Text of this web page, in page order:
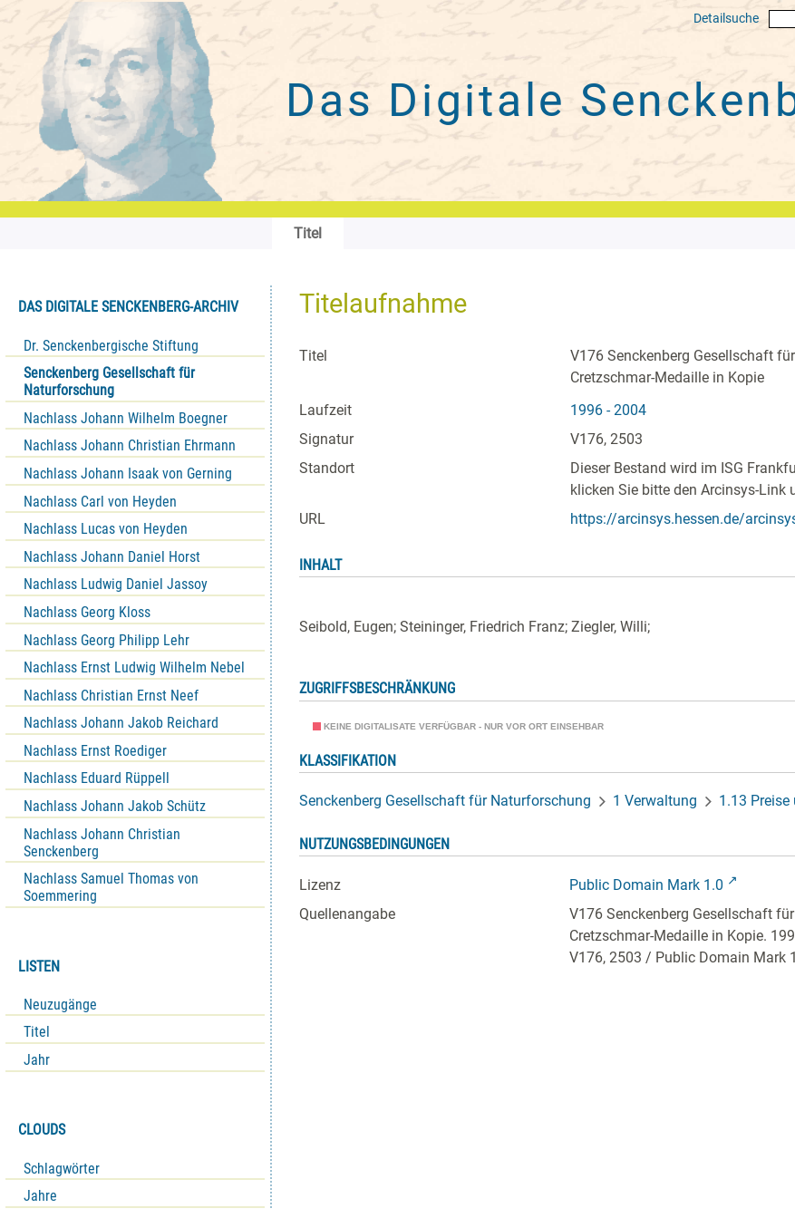
Detailsuche
Das Digitale
Titel
DAS DIGITALE SENCKENBERG-ARCHIV
Dr. Senckenbergische Stiftung
Senckenberg Gesellschaft für
Naturforschung
Nachlass Johann Wilhelm Boegner
Nachlass Johann Christian Ehrmann
Nachlass Johann Isaak von Gerning
Nachlass Carl von Heyden
Nachlass Lucas von Heyden
Nachlass Johann Daniel Horst
Nachlass Ludwig Daniel Jassoy
Nachlass Georg Kloss
Nachlass Georg Philipp Lehr
Nachlass Ernst Ludwig Wilhelm Nebel
Nachlass Christian Ernst Neef
Nachlass Johann Jakob Reichard
Nachlass Ernst Roediger
Nachlass Eduard Rüppell
Nachlass Johann Jakob Schütz
Nachlass Johann Christian
Senckenberg
Nachlass Samuel Thomas von
Soemmering
LISTEN
Neuzugänge
Titel
Jahr
CLOUDS
Schlagwörter
Jahre
Titelaufnahme
Titel
V176 Senckenberg Gesellschaft
Cretzschmar-Medaille in Kopie
Laufzeit
1996 - 2004
Signatur
V176, 2503
Standort
Dieser Bestand wird im ISG
klicken Sie bitte den Arcinsys-Link
URL
https://arcinsys.hessen.de/
INHALT
Seibold, Eugen; Steininger, Friedrich Franz; Ziegler, Willi;
ZUGRIFFSBESCHRÄNKUNG
KEINE DIGITALISATE VERFÜGBAR - NUR VOR ORT EINSEHBAR
KLASSIFIKATION
Senckenberg Gesellschaft für Naturforschung 1 Verwaltung 1.13
NUTZUNGSBEDINGUNGEN
Lizenz
Public Domain Mark 1.0
Quellenangabe
V176 Senckenberg Gesellschaft
Cretzschmar-Medaille in Kopie.
V176, 2503 / Public Domain Mark